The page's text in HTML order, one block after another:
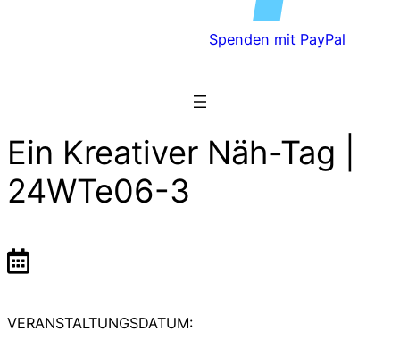
Spenden mit PayPal
Ein Kreativer Näh-Tag |
24WTe06-3
VERANSTALTUNGSDATUM: